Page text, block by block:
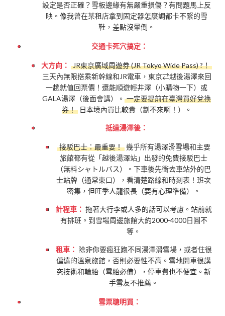
設定是否正確？雪板邊緣有無嚴重損傷？有問題馬上反
映。像我曾在某租店拿到固定器怎麼調都卡不緊的雪
鞋，差點沒暈倒。
交通卡死穴搞定：
大方向：
JR東京廣域周遊券 (JR Tokyo Wide Pass) ?！
三天內無限搭乘新幹線和JR電車，東京⇄越後湯澤來回
一趟就值回票價！還能順遊輕井澤（小購物一下）或
GALA湯澤（後面會講）。 一定要提前在臺灣買好兌換
券！ 日本境內買比較貴（劃不來啊！）。
抵達湯澤後：
接駁巴士：最重要！ 幾乎所有湯澤滑雪場和主要
旅館都有從「越後湯澤站」出發的免費接駁巴士
（無料シャトルバス）。下車後先衝去車站外的巴
士站牌（通常東口），看清楚路線和時刻表！班次
密集，但旺季人龍很長（要有心理準備）。
計程車： 拖著大行李或人多的話可以考慮。站前就
有排班。到雪場周邊旅館大約2000-4000日圓不
等。
租車： 除非你要瘋狂跑不同湯澤滑雪場，或者住很
偏遠的溫泉旅館，否則必要性不高。雪地開車很講
究技術和輪胎（雪胎必備），停車費也不便宜。新
手雪友不推薦。
雪票聰明買：